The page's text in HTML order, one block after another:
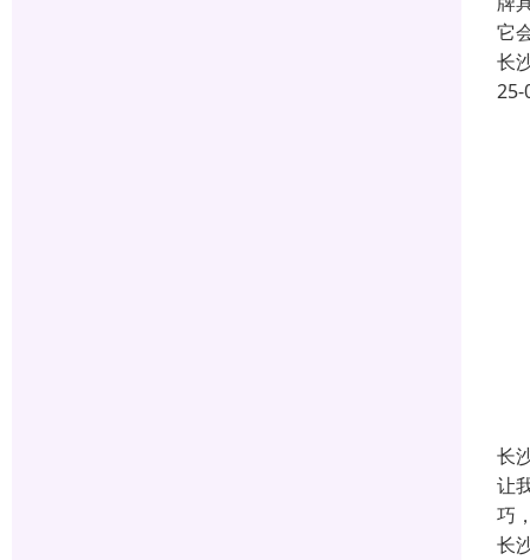
它
长
25-
长
让
巧
长